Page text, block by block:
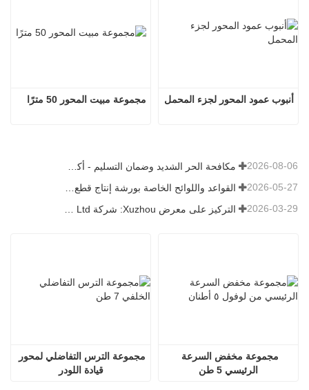
مجموعة مبيت المحور 50 مترًا أنبوب عمود المحور لجزء المحمل
2026-08-06
2026-05-27
التركيز على معرض Xuzhou: شركة Shandong Zhaokun Engineering Machinery Co., Ltd. تفسر القوة الجديدة لأجزاء اللودر من خلال "ميزة المصدر" 2026-03-29
قيادة اللودر
الرئيسي 5 طن